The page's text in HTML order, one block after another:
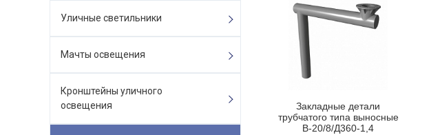
Уличные светильники
Мачты освещения
Кронштейны уличного
освещения
Закладные детали
трубчатого типа выносные
В-20/8/Д360-1,4